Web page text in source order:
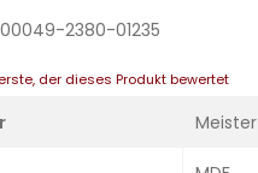
2380-01235
der dieses Produkt bewertet
Meister